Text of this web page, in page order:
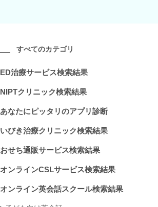
すべてのカテゴリ
ED治療サービス検索結果
NIPTクリニック検索結果
あなたにピッタリのアプリ診断
いびき治療クリニック検索結果
おせち通販サービス検索結果
オンラインCSLサービス検索結果
オンライン英会話スクール検索結果